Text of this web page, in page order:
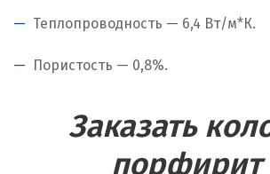
Теплопроводность — 6,4 Вт/м*К.
Пористость — 0,8%.
Заказать
порфирит